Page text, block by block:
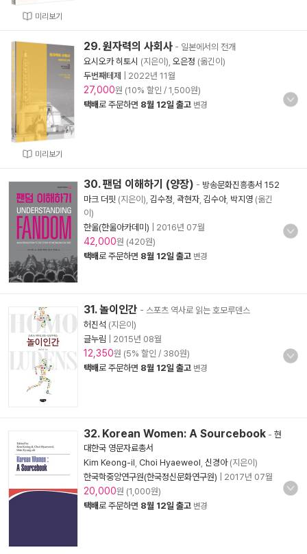
미리보기
미리보기
29. 원자력의 사회사 - 일본에서의 전개
요시오카 히토시 (지은이), 오은정 (옮긴이)
두번째테제
2022년 11월
27,000원 (10% 할인 / 1,500원)
택배로 주문하면 8월 12일 출고 변경
30. 팬덤 이해하기 (양장) - 방송문화진흥총서 152
마크 더핏 (지은이), 김수정 곽현자 김수아, 박지영 (옮긴
이)
한울(한울아카데미)
2016년 07월
42,000원 (420원)
택배로 주문하면 8월 12일 출고 변경
31. 놀이인간 - 스포츠 역사로 읽는 호모루덴스
허진석 (지은이)
글누림
2015년 08월
12,350원 (5% 할인 / 380원)
택배로 주문하면 8월 12일 출고 변경
32. Korean Women: A Sourcebook - 현
대한국 영문자료총서
Kim Keong-il Choi Hyaeweol 신경아(지은이)
한국학중앙연구원(한국정신문화연구원)
2017년 07월
20,000원 (1,000원)
택배로 주문하면 8월 12일 출고 변경